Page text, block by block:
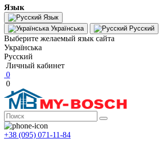
Язык
Язык
Українська
Русский
Выберите желаемый язык сайта
Українська
Русский
Личный кабинет
0
0
+38 (095) 071-11-84